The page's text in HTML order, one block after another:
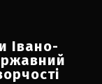
Івано-